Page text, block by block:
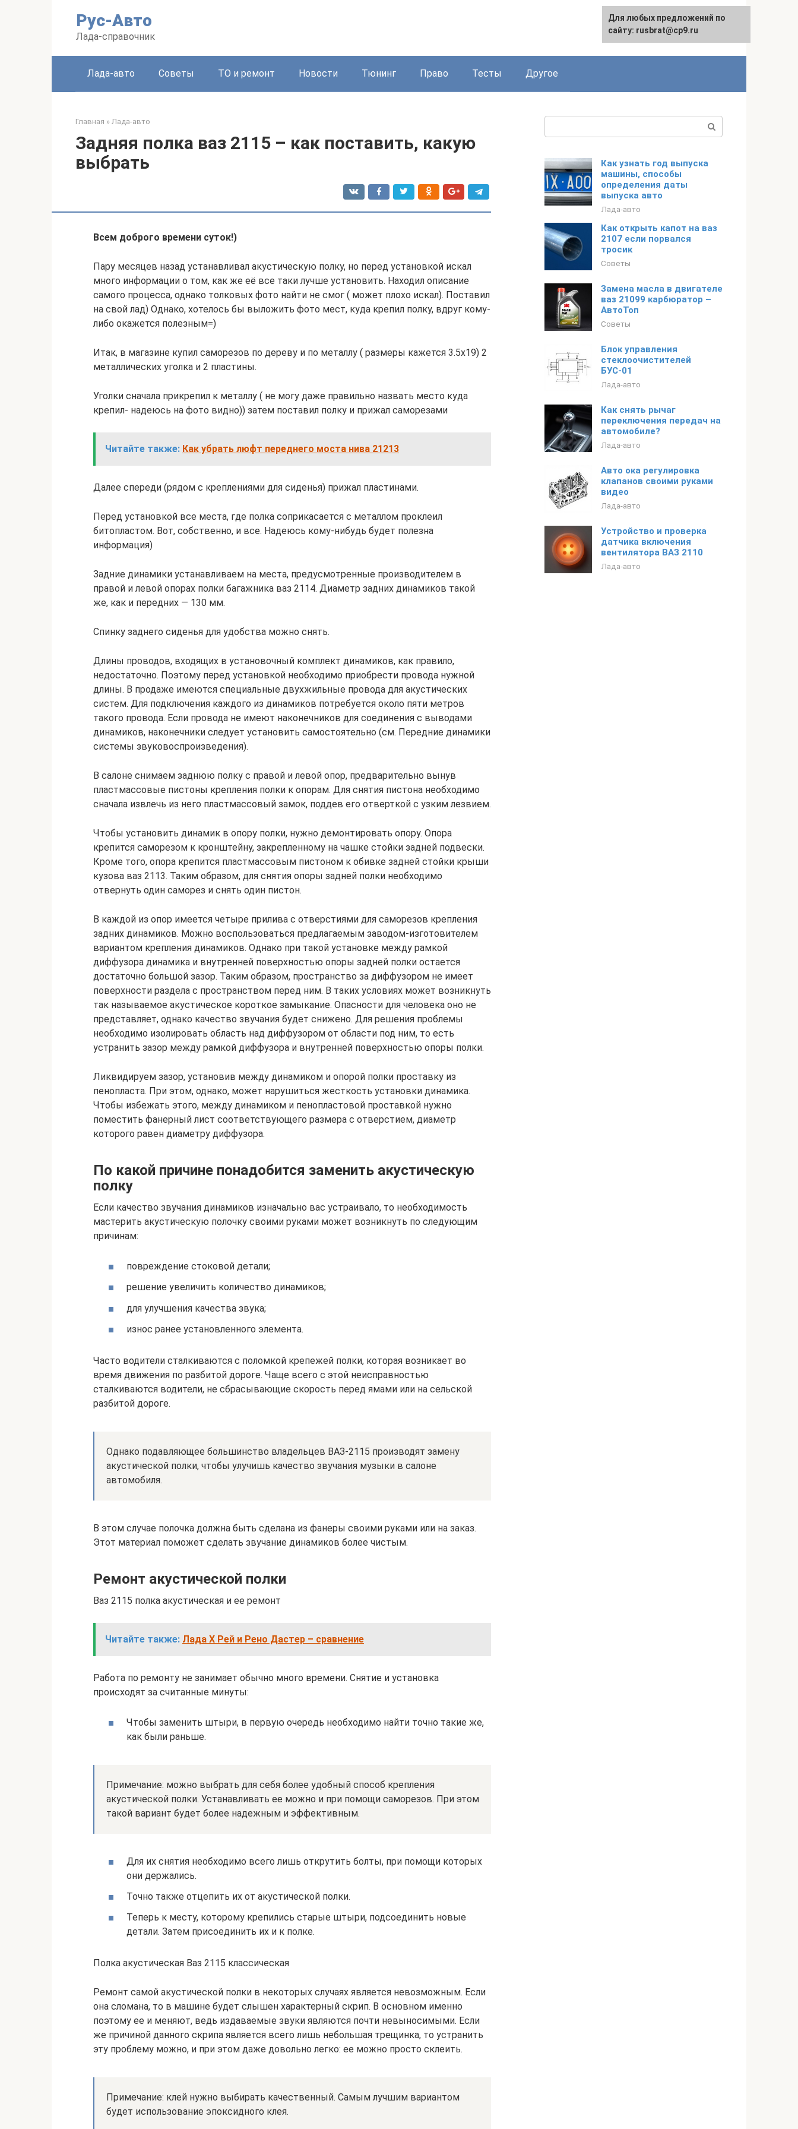
Рус-Авто
Лада-справочник
Лада-авто Советы ТО и ремонт Новости Тюнинг Право Тесты Другое
Главная » Лада-авто
Задняя полка ваз 2115 – как поставить, какую
выбрать
Всем доброго времени суток!)
Пару месяцев назад устанавливал акустическую полку, но перед установкой искал
много информации о том, как же её все таки лучше установить. Находил описание
самого процесса, однако толковых фото найти не смог ( может плохо искал). Поставил
на свой лад) Однако, хотелось бы выложить фото мест, куда крепил полку, вдруг кому-
либо окажется полезным=)
Итак, в магазине купил саморезов по дереву и по металлу ( размеры кажется 3.5х19) 2
металлических уголка и 2 пластины.
Уголки сначала прикрепил к металлу ( не могу даже правильно назвать место куда
крепил- надеюсь на фото видно)) затем поставил полку и прижал саморезами
Читайте также: Как убрать люфт переднего моста нива 21213
Далее спереди (рядом с креплениями для сиденья) прижал пластинами.
Перед установкой все места, где полка соприкасается с металлом проклеил
битопластом. Вот, собственно, и все. Надеюсь кому-нибудь будет полезна
информация)
Задние динамики устанавливаем на места, предусмотренные производителем в
правой и левой опорах полки багажника ваз 2114. Диаметр задних динамиков такой
же, как и передних — 130 мм.
Спинку заднего сиденья для удобства можно снять.
Длины проводов, входящих в установочный комплект динамиков, как правило,
недостаточно. Поэтому перед установкой необходимо приобрести провода нужной
длины. В продаже имеются специальные двухжильные провода для акустических
систем. Для подключения каждого из динамиков потребуется около пяти метров
такого провода. Если провода не имеют наконечников для соединения с выводами
динамиков, наконечники следует установить самостоятельно (см. Передние динамики
системы звуковоспроизведения).
В салоне снимаем заднюю полку с правой и левой опор, предварительно вынув
пластмассовые пистоны крепления полки к опорам. Для снятия пистона необходимо
сначала извлечь из него пластмассовый замок, поддев его отверткой с узким лезвием.
Чтобы установить динамик в опору полки, нужно демонтировать опору. Опора
крепится саморезом к кронштейну, закрепленному на чашке стойки задней подвески.
Кроме того, опора крепится пластмассовым пистоном к обивке задней стойки крыши
кузова ваз 2113. Таким образом, для снятия опоры задней полки необходимо
отвернуть один саморез и снять один пистон.
В каждой из опор имеется четыре прилива с отверстиями для саморезов крепления
задних динамиков. Можно воспользоваться предлагаемым заводом-изготовителем
вариантом крепления динамиков. Однако при такой установке между рамкой
диффузора динамика и внутренней поверхностью опоры задней полки остается
достаточно большой зазор. Таким образом, пространство за диффузором не имеет
поверхности раздела с пространством перед ним. В таких условиях может возникнуть
так называемое акустическое короткое замыкание. Опасности для человека оно не
представляет, однако качество звучания будет снижено. Для решения проблемы
необходимо изолировать область над диффузором от области под ним, то есть
устранить зазор между рамкой диффузора и внутренней поверхностью опоры полки.
Ликвидируем зазор, установив между динамиком и опорой полки проставку из
пенопласта. При этом, однако, может нарушиться жесткость установки динамика.
Чтобы избежать этого, между динамиком и пенопластовой проставкой нужно
поместить фанерный лист соответствующего размера с отверстием, диаметр
которого равен диаметру диффузора.
По какой причине понадобится заменить акустическую
полку
Если качество звучания динамиков изначально вас устраивало, то необходимость
мастерить акустическую полочку своими руками может возникнуть по следующим
причинам:
повреждение стоковой детали;
решение увеличить количество динамиков;
для улучшения качества звука;
износ ранее установленного элемента.
Часто водители сталкиваются с поломкой крепежей полки, которая возникает во
время движения по разбитой дороге. Чаще всего с этой неисправностью
сталкиваются водители, не сбрасывающие скорость перед ямами или на сельской
разбитой дороге.
Однако подавляющее большинство владельцев ВАЗ-2115 производят замену
акустической полки, чтобы улучишь качество звучания музыки в салоне
автомобиля.
В этом случае полочка должна быть сделана из фанеры своими руками или на заказ.
Этот материал поможет сделать звучание динамиков более чистым.
Ремонт акустической полки
Ваз 2115 полка акустическая и ее ремонт
Читайте также: Лада Х Рей и Рено Дастер – сравнение
Работа по ремонту не занимает обычно много времени. Снятие и установка
происходят за считанные минуты:
Чтобы заменить штыри, в первую очередь необходимо найти точно такие же,
как были раньше.
Примечание: можно выбрать для себя более удобный способ крепления
акустической полки. Устанавливать ее можно и при помощи саморезов. При этом
такой вариант будет более надежным и эффективным.
Для их снятия необходимо всего лишь открутить болты, при помощи которых
они держались.
Точно также отцепить их от акустической полки.
Теперь к месту, которому крепились старые штыри, подсоединить новые
детали. Затем присоединить их и к полке.
Полка акустическая Ваз 2115 классическая
Ремонт самой акустической полки в некоторых случаях является невозможным. Если
она сломана, то в машине будет слышен характерный скрип. В основном именно
поэтому ее и меняют, ведь издаваемые звуки являются почти невыносимыми. Если
же причиной данного скрипа является всего лишь небольшая трещинка, то устранить
эту проблему можно, и при этом даже довольно легко: ее можно просто склеить.
Примечание: клей нужно выбирать качественный. Самым лучшим вариантом
будет использование эпоксидного клея.
Как узнать год выпуска
машины, способы
определения даты
выпуска авто
Лада-авто
Как открыть капот на ваз
2107 если порвался
тросик
Советы
Замена масла в двигателе
ваз 21099 карбюратор –
АвтоТоп
Советы
Блок управления
стеклоочистителей
БУС-01
Лада-авто
Как снять рычаг
переключения передач на
автомобиле?
Лада-авто
Авто ока регулировка
клапанов своими руками
видео
Лада-авто
Устройство и проверка
датчика включения
вентилятора ВАЗ 2110
Лада-авто
Для любых предложений по
сайту: rusbrat@cp9.ru